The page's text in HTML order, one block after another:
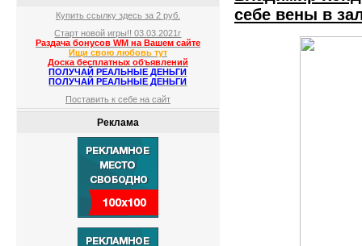
Купить ссылку здесь за 2 руб.
Старт новой игры!! 03.03.2021г
Раздача бонусов WM на Вашем сайте
Ищи свою любовь тут
Доска бесплатных объявлений
ПОЛУЧАЙ РЕАЛЬНЫЕ ДЕНЬГИ
ПОЛУЧАЙ РЕАЛЬНЫЕ ДЕНЬГИ
Поставить к себе на сайт
Реклама
себе вены в